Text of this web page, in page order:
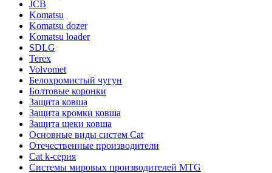
JCB
Komatsu
Komatsu dozer
Komatsu loader
SDLG
Terex
Volvomet
Белохромистый чугун
Болтовые коронки
Защита ковша
Защита кромки ковша
Защита щеки ковша
Основные виды систем Cat
Отечественные производители
Сat k-серия
Системы мировых производителей MTG